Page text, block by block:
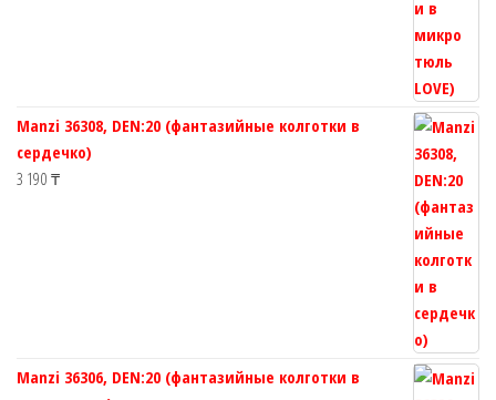
Manzi 36308, DEN:20 (фантазийные колготки в
сердечко)
3 190 ₸
Manzi 36306, DEN:20 (фантазийные колготки в